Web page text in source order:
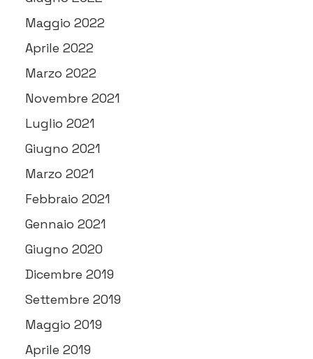
Maggio 2022
Aprile 2022
Marzo 2022
Novembre 2021
Luglio 2021
Giugno 2021
Marzo 2021
Febbraio 2021
Gennaio 2021
Giugno 2020
Dicembre 2019
Settembre 2019
Maggio 2019
Aprile 2019